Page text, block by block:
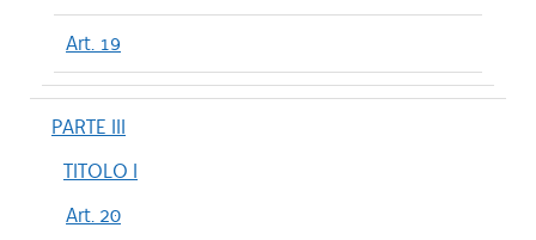
Art. 19
PARTE III
TITOLO I
Art. 20